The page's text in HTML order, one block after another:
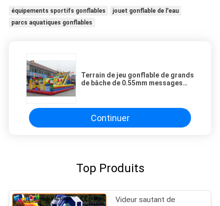
équipements sportifs gonflables
jouet gonflable de l'eau
parcs aquatiques gonflables
Terrain de jeu gonflable de grands
de bâche de 0.55mm messages
Continuer
Top Produits
Videur sautant de